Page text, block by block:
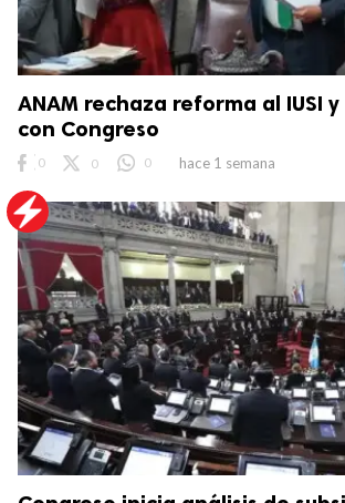
ANAM rechaza reforma al IUSI
con Congreso
0 0 0 hace 1 semana